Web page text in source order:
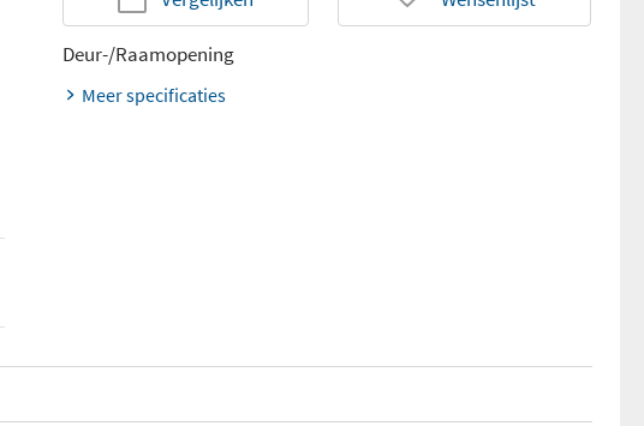
Deur-/Raamopening
Meer specificaties